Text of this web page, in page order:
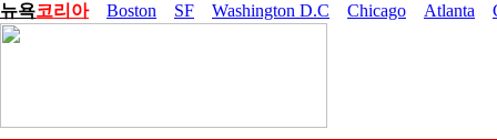
뉴욕코리아 Boston SF Washington D.C Chicago Atlanta